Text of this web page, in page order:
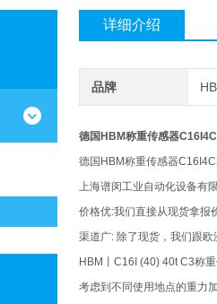
详细介绍
品牌
德国HBM称重传感器
德国HBM称重传感器
上海谱闵工业自动化设备有
价格优:我们直接从现货拿报
渠道广: 除了现货，我们跟
HBM丨C16I (40) 40t C3称
考虑到不同使用地点的重力